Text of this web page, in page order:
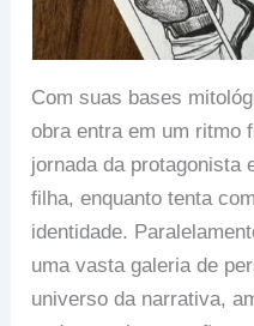
Com suas bases
obra entra em um ritmo
jornada da protagonista
filha, enquanto tenta
identidade.
uma vasta galeria de
universo da narrativa,